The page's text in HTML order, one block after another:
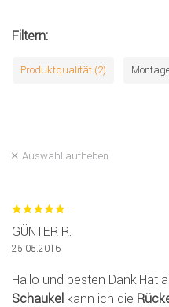
Filtern:
Produktqualität (2)
Auswahl aufheben
GÜNTER R.
25.05.2016
Hallo und besten Dank.Hat
Schaukel kann ich die